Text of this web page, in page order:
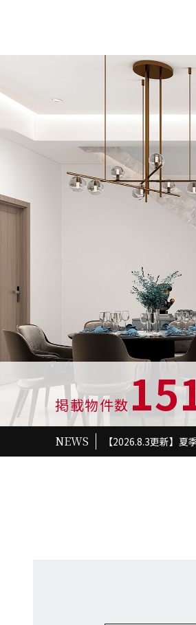
掲載物件数
NEWS 【2026.8.3更新】夏